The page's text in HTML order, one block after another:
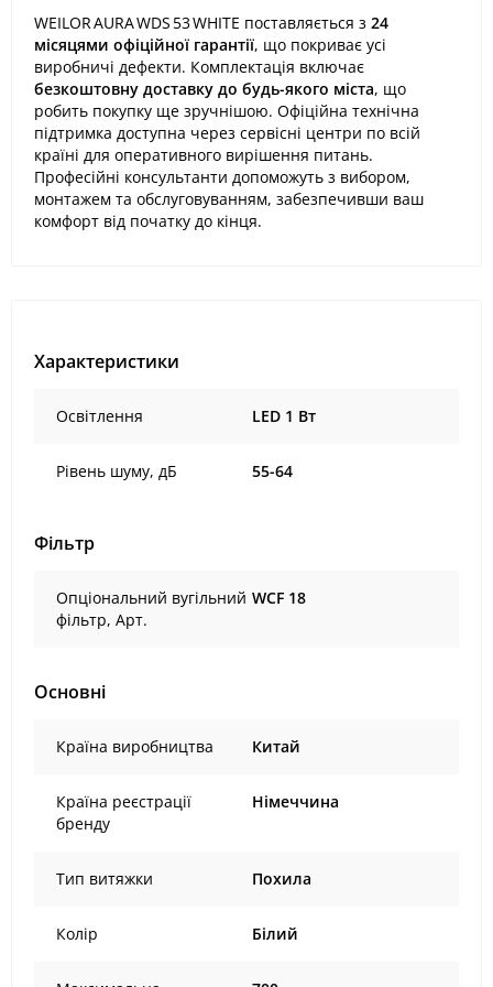
WEILOR AURA WDS 53 WHITE поставляється з 24
місяцями офіційної гарантії, що покриває усі
виробничі дефекти. Комплектація включає
безкоштовну доставку до будь-якого міста, що
робить покупку ще зручнішою. Офіційна технічна
підтримка доступна через сервісні центри по всій
країні для оперативного вирішення питань.
Професійні консультанти допоможуть з вибором,
монтажем та обслуговуванням, забезпечивши ваш
комфорт від початку до кінця.
Характеристики
Освітлення LED 1 Вт
Рівень шуму, дБ 55-64
Фільтр
Опціональний вугільний
фільтр, Арт.
WCF 18
Основні
Країна виробництва Китай
Країна реєстрації
бренду
Німеччина
Тип витяжки Похила
Колір Білий